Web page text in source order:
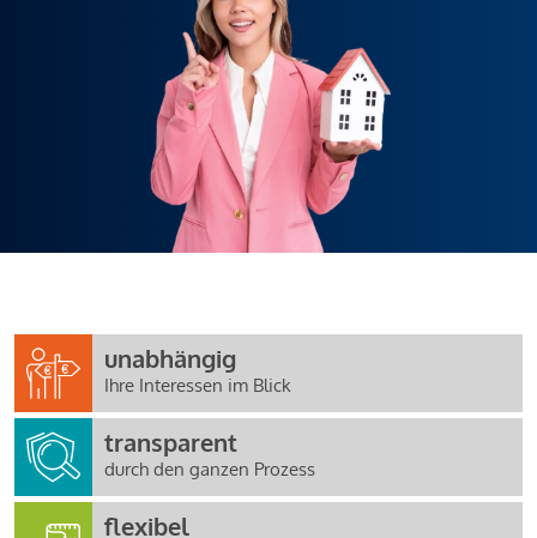
unabhängig
Ihre Interessen im Blick
transparent
durch den ganzen Prozess
flexibel